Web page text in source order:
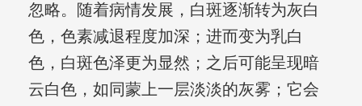
忽略。随着病情发展，白斑逐渐转为灰白
色，色素减退程度加深；进而变为乳白
色，白斑色泽更为显然；之后可能呈现暗
云白色，如同蒙上一层淡淡的灰雾；它会